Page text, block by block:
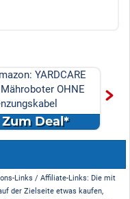
P3 (Nebelblau)
Bundle: 100
USB-C ...
Zum Deal*
Links / Affiliate-Links: Die mit
der Zielseite etwas kaufen,